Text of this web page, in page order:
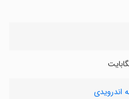
اندرویدی